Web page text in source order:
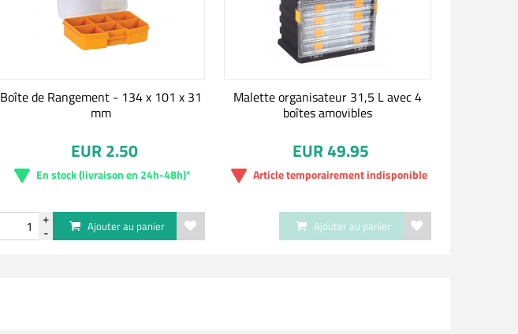
Boîte de Rangement - 134 x 101 x 31
mm
EUR 2.50
En stock (livraison en 24h-48h)*
Ajouter au panier
Malette organisateur 31,5 L avec 4
boîtes amovibles
EUR 49.95
Article temporairement indisponible
Ajouter au panier